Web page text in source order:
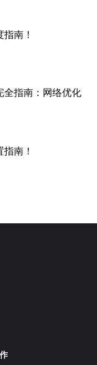
南！
全指南：网络优化
南！